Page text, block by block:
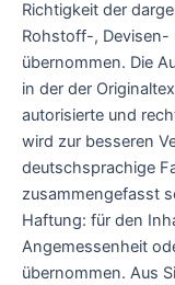
Richtigkeit der
Rohstoff-, Devisen-
übernommen. Die
in der der
autorisierte und
wird zur besseren
deutschsprachige
zusammengefasst
Haftung: für den
Angemessenheit
übernommen. Aus